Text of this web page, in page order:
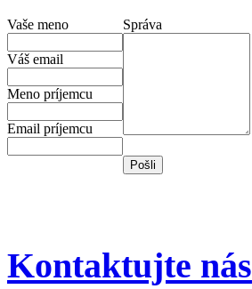
Vaše meno
Váš email
Meno príjemcu
Email príjemcu
Správa
Kontaktujte nás